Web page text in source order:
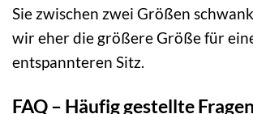
Sie zwischen zwei Größen
wir eher die größere Größe für
entspannteren Sitz.
FAQ – Häufig gestellte